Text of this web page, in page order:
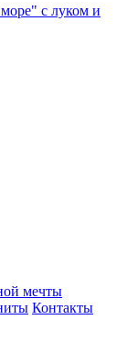
с луком и
мечты
Контакты